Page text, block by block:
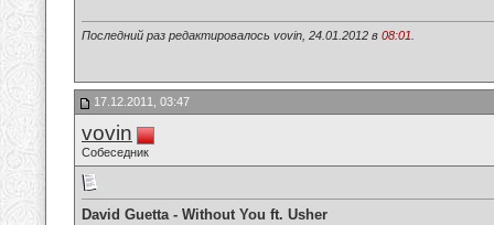
Последний раз редактировалось vovin, 24.01.2012 в 08:01
17.12.2011, 03:47
vovin
Собеседник
David Guetta - Without You ft. Usher